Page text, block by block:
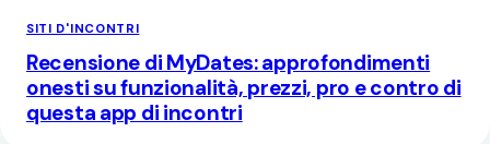
SITI D'INCONTRI
Recensione di MyDates: approfondimenti
onesti su funzionalità, prezzi, pro e contro di
questa app di incontri